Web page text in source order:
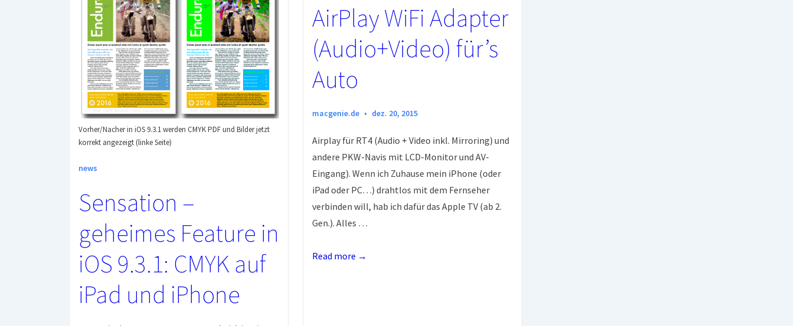
Flop?
Vorher/Nacher in iOS 9.3.1 werden CMYK PDF und Bilder jetzt
korrekt angezeigt (linke Seite)
news
Sensation –
geheimes Feature in
iOS 9.3.1: CMYK auf
iPad und iPhone
AirPlay WiFi Adapter
(Audio+Video) für’s
Auto
macgenie.de dez. 20, 2015
Airplay für RT4 (Audio + Video inkl. Mirroring) und
andere PKW-Navis mit LCD-Monitor und AV-
Eingang). Wenn ich Zuhause mein iPhone (oder
iPad oder PC…) drahtlos mit dem Fernseher
verbinden will, hab ich dafür das Apple TV (ab 2.
Gen.). Alles …
AirPlay
Read more →